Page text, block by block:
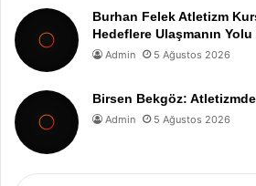
Burhan Felek Atletizm
Hedeflere Ulaşmanın Yolu
Admin 5 Ağustos 2026
Birsen Bekgöz: Atletizmde
Admin 5 Ağustos 2026